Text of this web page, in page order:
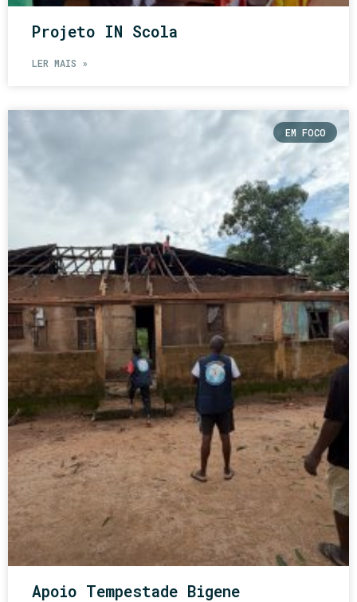
Projeto IN Scola
LER MAIS »
EM FOCO
Apoio Tempestade Bigene